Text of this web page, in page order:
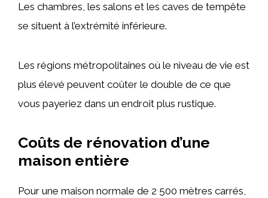
Les chambres, les salons et les caves de tempête
se situent à l’extrémité inférieure.
Les régions métropolitaines où le niveau de vie est
plus élevé peuvent coûter le double de ce que
vous payeriez dans un endroit plus rustique.
Coûts de rénovation d’une
maison entière
Pour une maison normale de 2 500 mètres carrés,